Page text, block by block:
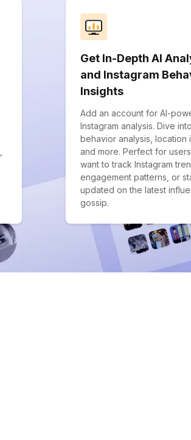
Get In-Depth AI
and Instagram
Insights
Add an account for AI-
Instagram analysis. Dive into
behavior analysis, location
and more. Perfect for
want to track Instagram
engagement patterns, or
updated on the latest
gossip.